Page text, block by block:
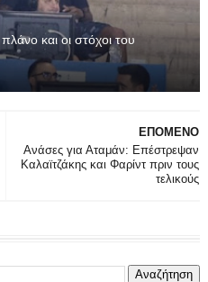
και οι στόχοι του
ΕΠΟΜΕΝΟ
Ανάσες για Αταμάν: Επέστρεψαν
Καλαϊτζάκης και Φαρίντ πριν τους
τελικούς